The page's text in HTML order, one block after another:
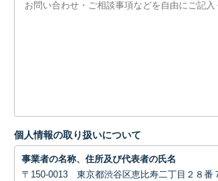
個人情報の取り扱いについて
事業者の名称、住所及び代表者の氏名
〒150-0013 東京都渋谷区恵比寿二丁目２８番